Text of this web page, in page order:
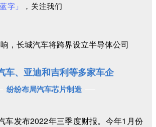
蓝字」 ，关注我们
车、亚迪和吉利等多家车企
纷纷布局汽车芯片制造
车发布2022年三季度财报。今年1月份